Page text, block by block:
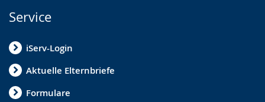
Service
iServ-Login
Aktuelle Elternbriefe
Formulare